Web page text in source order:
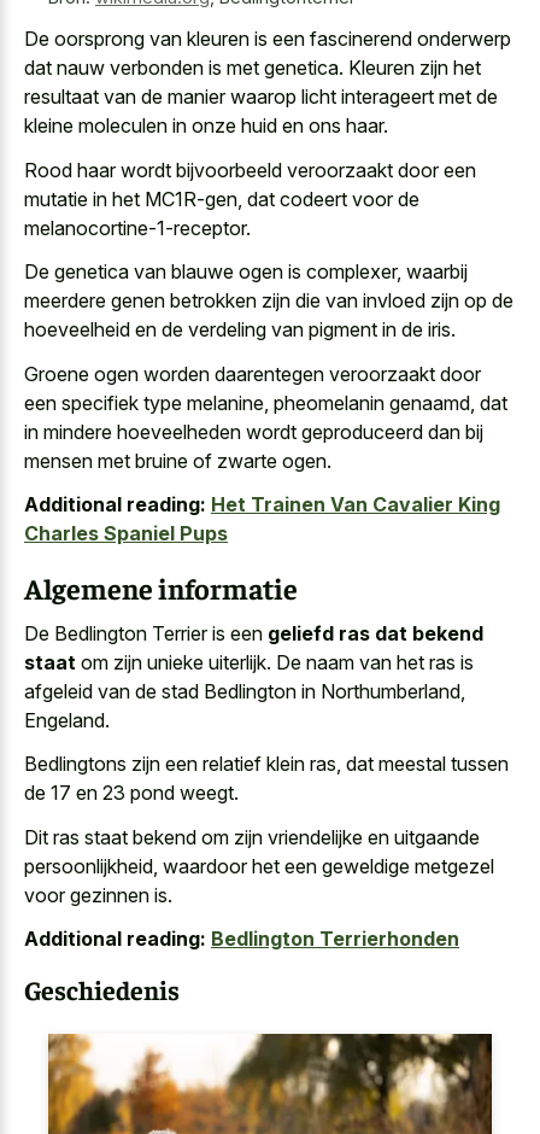
De oorsprong van kleuren is een fascinerend onderwerp
dat nauw verbonden is met genetica. Kleuren zijn het
resultaat van de manier waarop licht interageert met de
kleine moleculen in onze huid en ons haar.
Rood haar wordt bijvoorbeeld veroorzaakt door een
mutatie in het MC1R-gen, dat codeert voor de
melanocortine-1-receptor.
De genetica van blauwe ogen is complexer, waarbij
meerdere genen betrokken zijn die van invloed zijn op de
hoeveelheid en de verdeling van pigment in de iris.
Groene ogen worden daarentegen veroorzaakt door
een specifiek type melanine, pheomelanin genaamd, dat
in mindere hoeveelheden wordt geproduceerd dan bij
mensen met bruine of zwarte ogen.
Additional reading: Het Trainen Van Cavalier King
Charles Spaniel Pups
Algemene informatie
De Bedlington Terrier is een geliefd ras dat bekend
staat om zijn unieke uiterlijk. De naam van het ras is
afgeleid van de stad Bedlington in Northumberland,
Engeland.
Bedlingtons zijn een relatief klein ras, dat meestal tussen
de 17 en 23 pond weegt.
Dit ras staat bekend om zijn vriendelijke en uitgaande
persoonlijkheid, waardoor het een geweldige metgezel
voor gezinnen is.
Additional reading: Bedlington Terrierhonden
Geschiedenis